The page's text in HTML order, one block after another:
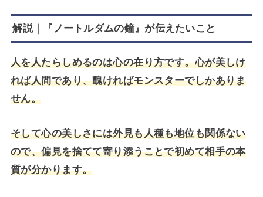
解説｜『ノートルダムの鐘』が伝えたいこと
人を人たらしめるのは心の在り方です。心が美しけ
れば人間であり、醜ければモンスターでしかありま
せん。
そして心の美しさには外見も人種も地位も関係ない
ので、偏見を捨てて寄り添うことで初めて相手の本
質が分かります。